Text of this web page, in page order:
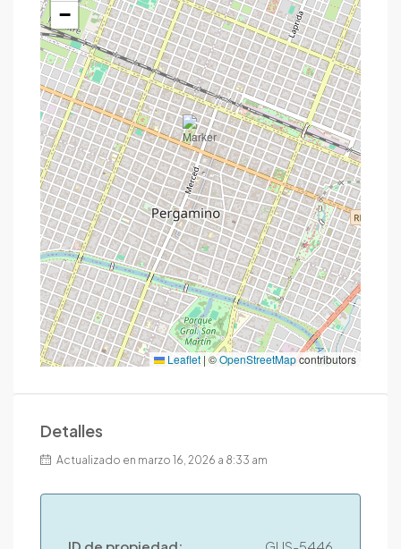
−
Leaflet | ©OpenStreetMapcontributors
Detalles
Actualizado en marzo 16, 2026 a 8:33 am